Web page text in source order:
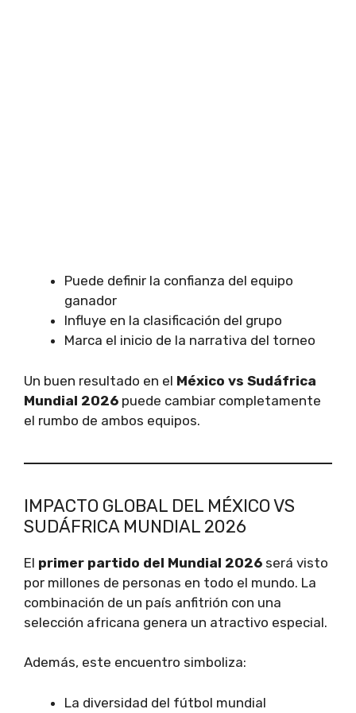
Puede definir la confianza del equipo
ganador
Influye en la clasificación del grupo
Marca el inicio de la narrativa del torneo
Un buen resultado en el México vs Sudáfrica
Mundial 2026 puede cambiar completamente
el rumbo de ambos equipos.
IMPACTO GLOBAL DEL MÉXICO VS
SUDÁFRICA MUNDIAL 2026
El primer partido del Mundial 2026 será visto
por millones de personas en todo el mundo. La
combinación de un país anfitrión con una
selección africana genera un atractivo especial.
Además, este encuentro simboliza:
La diversidad del fútbol mundial